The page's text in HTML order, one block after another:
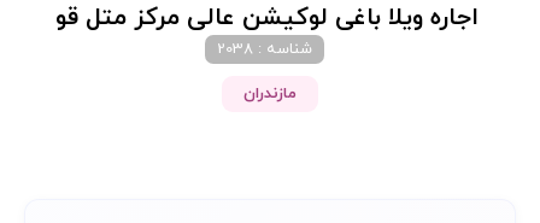
اجاره ویلا باغی لوکیشن عالی مرکز متل قو
شناسه : 2038
مازندران